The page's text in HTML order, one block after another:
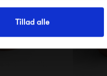
Tillad alle